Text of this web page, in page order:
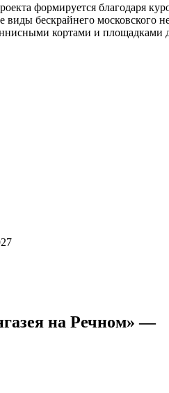
формируется благодаря
виды бескрайнего
кортами и площадками
на Речном» —